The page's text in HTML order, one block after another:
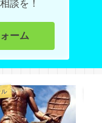
談を！
ーム